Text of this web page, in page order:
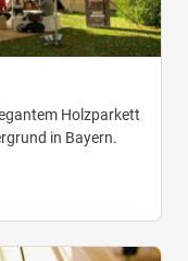
Holzparkett
in Bayern.